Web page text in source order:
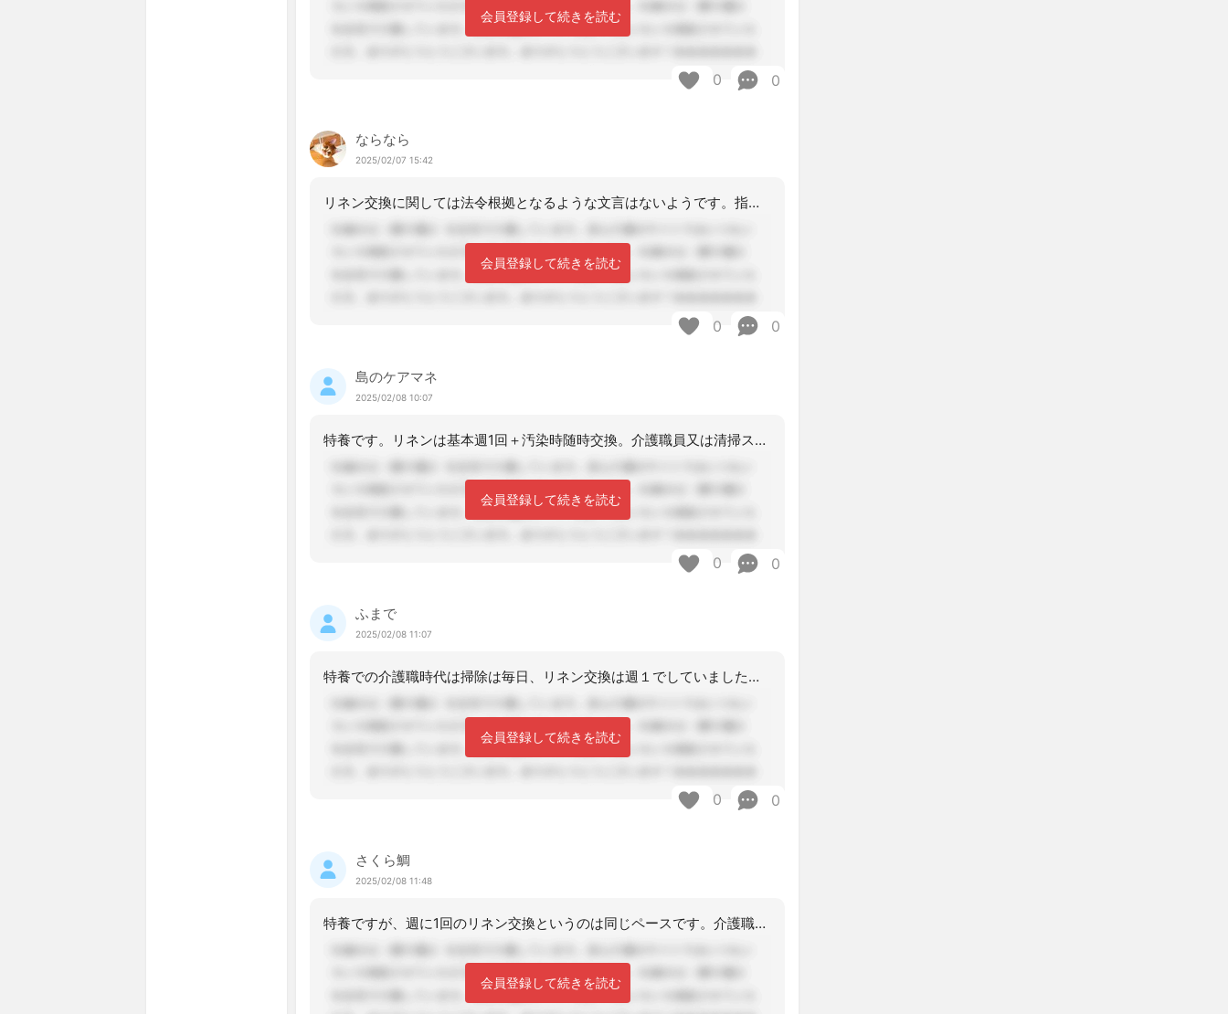
会員登録して続きを読む
0 0
ならなら
2025/02/07 15:42
リネン交換に関しては法令根拠となるような文言はないようです。指定介護老人福祉施設
会員登録して続きを読む
0 0
島のケアマネ
2025/02/08 10:07
特養です。リネンは基本週1回＋汚染時随時交換。介護職員又は清掃スタッフが行ってい
会員登録して続きを読む
0 0
ふまで
2025/02/08 11:07
特養での介護職時代は掃除は毎日、リネン交換は週１でしていましたですが今は専門のパ
会員登録して続きを読む
0 0
さくら鯛
2025/02/08 11:48
特養ですが、週に1回のリネン交換というのは同じペースです。介護職も行いますが、掃
会員登録して続きを読む